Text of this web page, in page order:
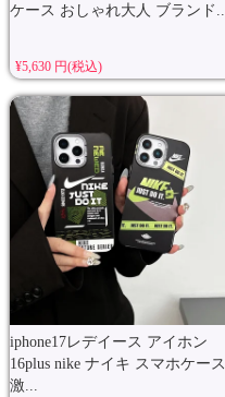
ケース おしゃれ大人 ブランド...
¥5,630 円(税込)
iphone17レデイース アイホン
16plus nike ナイキ スマホケース
激...